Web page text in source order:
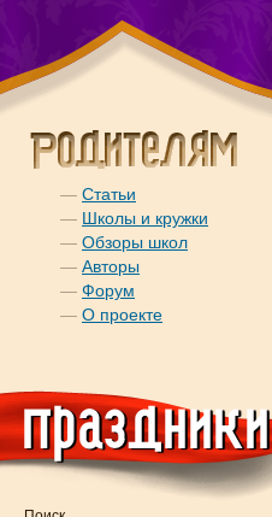
— Статьи
— Школы и кружки
— Обзоры школ
— Авторы
— Форум
— О проекте